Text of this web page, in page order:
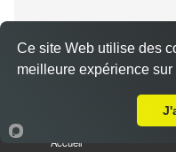
Salade, tomates
Accueil
Ce site Web utilise des
meilleure expérience